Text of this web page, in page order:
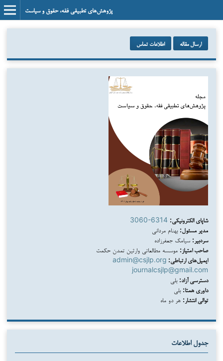
پژوهش‌های تطبیقی فقه، حقوق و سیاست
ارسال مقاله اطلاعات تماس
شاپای الکترونیکی: 3060-6314
مدیر مسئول: بهنام مردانی
سردبیر: سیامک جعفرزاده
صاحب امتیاز: موسسه مطالعاتی وارثین تمدن حکمت
ایمیل‌های ارتباطی: admin@csjlp.org
journalcsjlp@gmail.com
دسترسی آزاد: بلی
داوری همتا: بلی
توالی انتشار: هر دو ماه
جدول اطلاعات